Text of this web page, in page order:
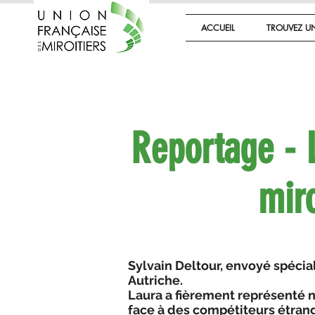
ACCUEIL TROUVEZ
Reportage
Sylvain Deltour, envoyé
Autriche.
Laura a fièrement représenté
face à des compétiteurs